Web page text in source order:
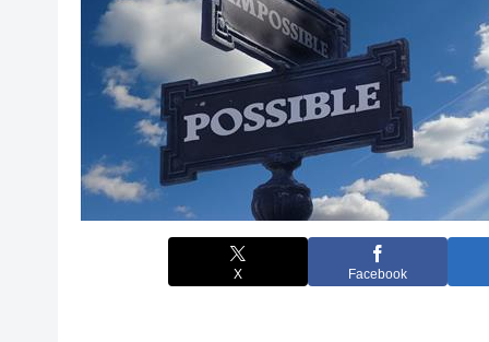
X Facebook